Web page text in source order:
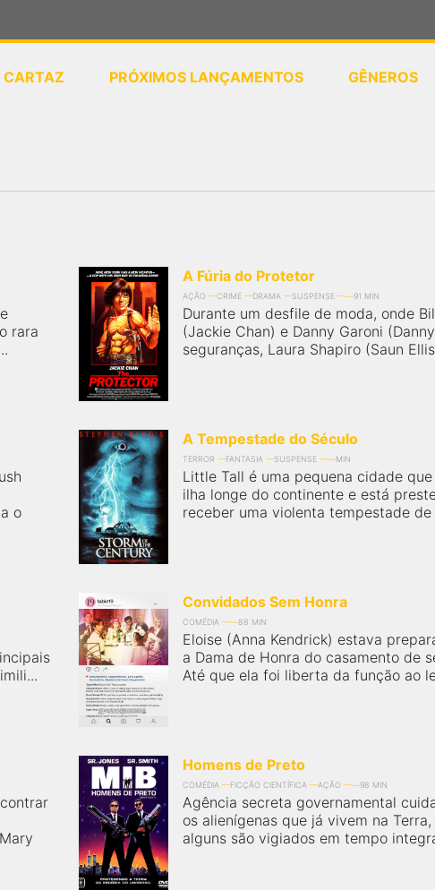
CARTAZ PRÓXIMOS LANÇAMENTOS GÊNEROS
rara
A Fúria do Protetor
AÇÃO CRIME DRAMA SUSPENSE 91 MIN
Durante um desfile de moda, onde
(Jackie Chan) e Danny Garoni
seguranças, Laura Shapiro (Saun
o
A Tempestade do Século
TERROR FANTASIA SUSPENSE MIN
Little Tall é uma pequena cidade
ilha longe do continente e está
receber uma violenta tempestade de
Convidados Sem Honra
COMÉDIA 88 MIN
Eloise (Anna Kendrick) estava
a Dama de Honra do casamento de
Até que ela foi liberta da função ao
Homens de Preto
COMÉDIA FICÇÃO CIENTÍFICA AÇÃO 98 MIN
Agência secreta governamental
os alienígenas que já vivem na
alguns são vigiados em tempo